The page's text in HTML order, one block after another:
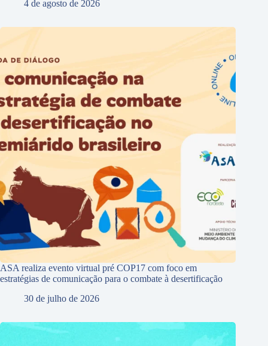
4 de agosto de 2026
ASA realiza evento virtual pré COP17 com foco em
estratégias de comunicação para o combate à desertificação
30 de julho de 2026